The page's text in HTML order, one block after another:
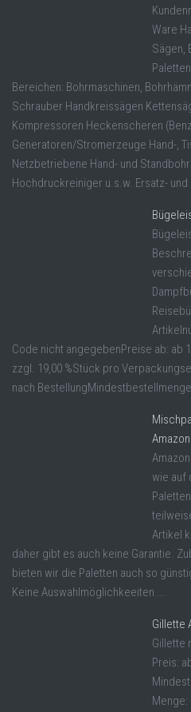
Ware
Sägen,
Bereichen: Bohrmaschinen,
Schrauber Handkreissägen
Kompressoren Heckenscheren
Generatoren/Stromerzeuge Hand-,
Netzbetriebene Hand- und
Hochdruckreiniger u.s.w. Ersatz-
Code nicht angegebenPreise ab: ab
zzgl. 19,00 %Stück pro
nach
Amazon
wie auf
Artikel
daher gibt es auch keine Garantie.
bieten wir die Paletten auch so
Keine Auswahlmöglichkeeiten ...
Gillette
Gillette
Preis: